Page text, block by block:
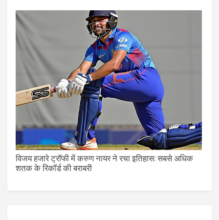
विजय हजारे ट्रॉफी में करुण नायर ने रचा इतिहास: सबसे अधिक
शतक के रिकॉर्ड की बराबरी